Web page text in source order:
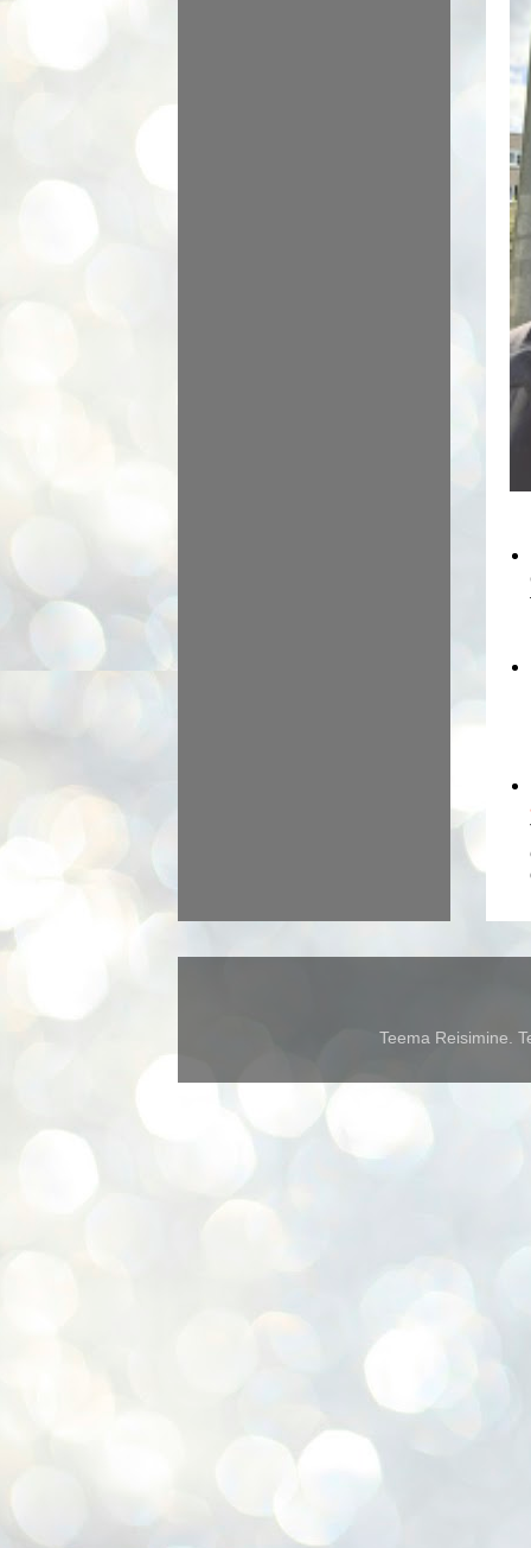
Teema Reisimine.